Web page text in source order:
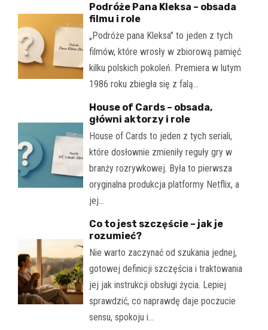
Podróże Pana Kleksa – obsada
filmu i role
„Podróże pana Kleksa" to jeden z tych
filmów, które wrosły w zbiorową pamięć
kilku polskich pokoleń. Premiera w lutym
1986 roku zbiegła się z falą…
House of Cards – obsada,
główni aktorzy i role
House of Cards to jeden z tych seriali,
które dosłownie zmieniły reguły gry w
branży rozrywkowej. Była to pierwsza
oryginalna produkcja platformy Netflix, a
jej…
Co to jest szczęście – jak je
rozumieć?
Nie warto zaczynać od szukania jednej,
gotowej definicji szczęścia i traktowania
jej jak instrukcji obsługi życia. Lepiej
sprawdzić, co naprawdę daje poczucie
sensu, spokoju i…